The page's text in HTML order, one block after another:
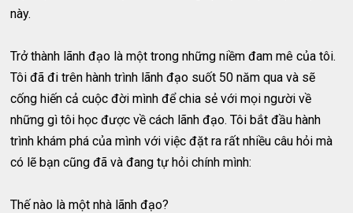
này.
Trở thành lãnh đạo là một trong những niềm đam mê của tôi.
Tôi đã đi trên hành trình lãnh đạo suốt 50 năm qua và sẽ
cống hiến cả cuộc đời mình để chia sẻ với mọi người về
những gì tôi học được về cách lãnh đạo. Tôi bắt đầu hành
trình khám phá của mình với việc đặt ra rất nhiều câu hỏi mà
có lẽ bạn cũng đã và đang tự hỏi chính mình:
Thế nào là một nhà lãnh đạo?